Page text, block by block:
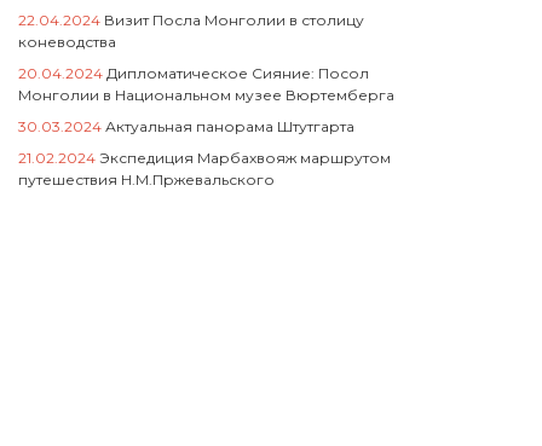
22.04.2024 Визит Посла Монголии в столицу
коневодства
20.04.2024 Дипломатическое Сияние: Посол
Монголии в Национальном музее Вюртемберга
30.03.2024 Актуальная панорама Штутгарта
21.02.2024 Экспедиция Марбахвояж маршрутом
путешествия Н.М.Пржевальского